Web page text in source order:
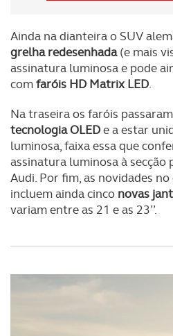
Ainda na dianteira o SUV
grelha redesenhada(e mais
assinatura luminosa e pode
comfaróis HD Matrix LED.
Na traseira os faróis
tecnologia OLEDe a estar
luminosa, faixa essa que
assinatura luminosa à secção
Audi. Por fim, as novidades
incluem ainda cinco novas
variam entre as 21 e as 23’’.